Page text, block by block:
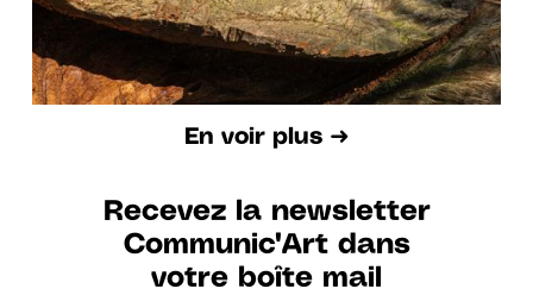
En voir plus ➜
Recevez la newsletter
Communic'Art dans
votre boîte mail